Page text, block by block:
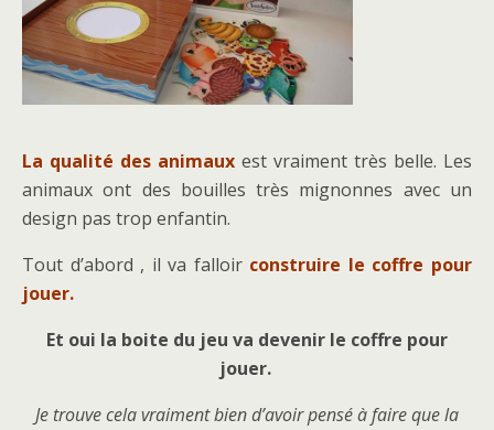
La qualité des animaux est vraiment très belle. Les
animaux ont des bouilles très mignonnes avec un
design pas trop enfantin.
Tout d’abord , il va falloir construire le coffre pour
jouer.
Et oui la boite du jeu va devenir le coffre pour
jouer.
Je trouve cela vraiment bien d’avoir pensé à faire que la